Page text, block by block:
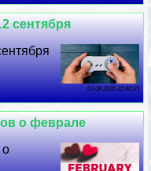
сентября
03 08 2026 22:40:35
о феврале
о